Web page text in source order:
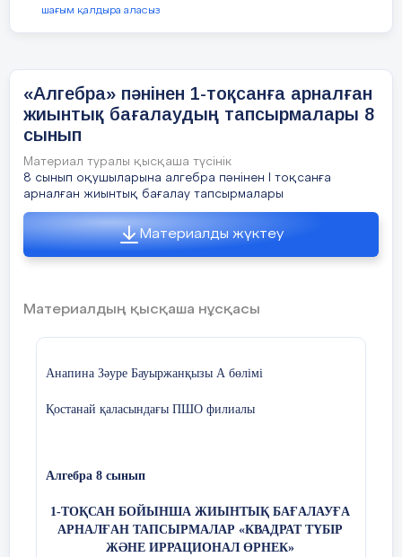
берілген. Жинақталған жиілікті табыңдар.
Адам
саны
100 105 155
А) 220; В) 480; С) 590; Д) 805; Е) 1015;
2.
координаталары (4;10) нүктесі арқылы өте ме?
Жауабыңызды негіздеңіз.
3.
негіздеңіз;
ә) графигінің ОХ осімен қиылысу нүктелерін
шағым қалдыра аласыз
«Алгебра» пәнінен 1-тоқсанға арналған
жиынтық бағалаудың тапсырмалары 8
сынып
Материал туралы қысқаша түсінік
8 сынып оқушыларына алгебра пәнінен І тоқсанға
арналған жиынтық бағалау тапсырмалары
Материалды жүктеу
Материалдың қысқаша нұсқасы
Анапина Зәуре Бауыржанқызы А бөлімі
Қостанай қаласындағы ПШО филиалы
Алгебра 8 сынып
1-ТОҚСАН БОЙЫНША ЖИЫНТЫҚ БАҒАЛАУҒА
АРНАЛҒАН ТАПСЫРМАЛАР «КВАДРАТ ТҮБІР
ЖӘНЕ ИРРАЦИОНАЛ ӨРНЕК»